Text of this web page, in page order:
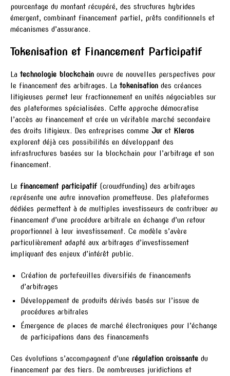
pourcentage du montant récupéré, des structures hybrides
émergent, combinant financement partiel, prêts conditionnels et
mécanismes d’assurance.
Tokenisation et Financement Participatif
La technologie blockchain ouvre de nouvelles perspectives pour
le financement des arbitrages. La tokenisation des créances
litigieuses permet leur fractionnement en unités négociables sur
des plateformes spécialisées. Cette approche démocratise
l’accès au financement et crée un véritable marché secondaire
des droits litigieux. Des entreprises comme Jur et Kleros
explorent déjà ces possibilités en développant des
infrastructures basées sur la blockchain pour l’arbitrage et son
financement.
Le financement participatif (crowdfunding) des arbitrages
représente une autre innovation prometteuse. Des plateformes
dédiées permettent à de multiples investisseurs de contribuer au
financement d’une procédure arbitrale en échange d’un retour
proportionnel à leur investissement. Ce modèle s’avère
particulièrement adapté aux arbitrages d’investissement
impliquant des enjeux d’intérêt public.
Création de portefeuilles diversifiés de financements
d’arbitrages
Développement de produits dérivés basés sur l’issue de
procédures arbitrales
Émergence de places de marché électroniques pour l’échange
de participations dans des financements
Ces évolutions s’accompagnent d’une régulation croissante du
financement par des tiers. De nombreuses juridictions et